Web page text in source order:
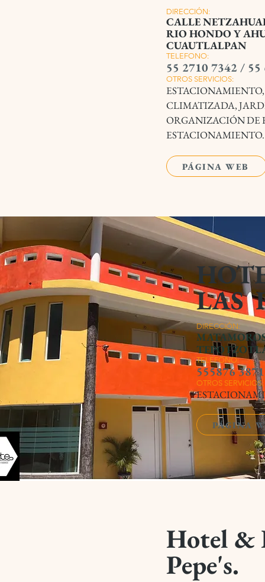
DIRECCIÓN:
CALLE
RIO HONDO Y
CUAUTLALPAN
TELEFONO:
55 2710 7342 / 55
OTROS SERVICIOS:
CLIMATIZADA,
ORGANIZACIÓN DE
ESTACIONAMIENTO.
PÁGINA WEB
LAS
DIRECCIÓN:
TELEFONO:
555876 3871
OTROS SERVICIOS:
PÁGINA
Hotel &
Pepe's.